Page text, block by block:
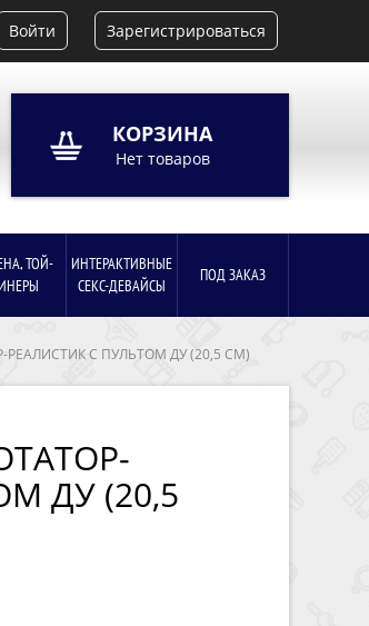
Войти Зарегистрироваться
КОРЗИНА
Нет товаров
ТОЙ-
ИНТЕРАКТИВНЫЕ
СЕКС-ДЕВАЙСЫ
ПОД ЗАКАЗ
С ПУЛЬТОМ ДУ (20,5 СМ)
ДУ (20,5